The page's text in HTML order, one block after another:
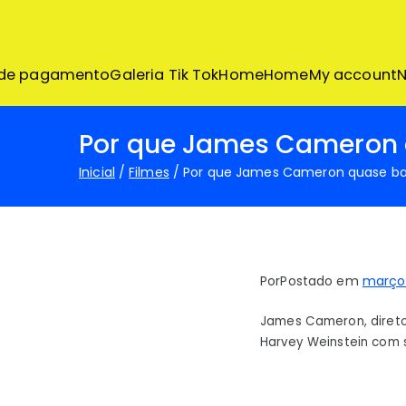
conteúdo
pagamentoGaleria Tik TokHomeHomeMy account
Por que James
Inicial Filmes Por que James Cameron quase
PorPostado em março
James Cameron,
Harvey Weinstein com